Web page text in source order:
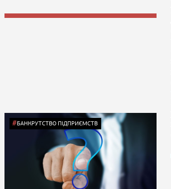
БАНКРУТСТВО ПІДПРИЄМСТВ